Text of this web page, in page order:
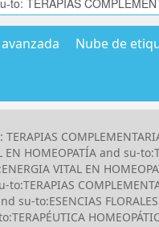
Nube de
HOMEOPATÍA and su-
VITAL EN
to:TERAPIAS
to:ESENCIAS